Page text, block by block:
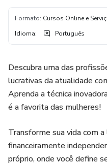
Formato: Cursos Online e
Idioma: Português
Descubra uma das
lucrativas da atualidade
Aprenda a técnica
é a favorita das mulheres!
Transforme sua vida com
financeiramente
próprio, onde você define